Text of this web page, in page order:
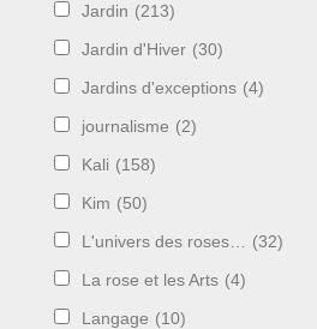
Jardin (213)
Jardin d'Hiver (30)
Jardins d'exceptions (4)
journalisme (2)
Kali (158)
Kim (50)
L'univers des roses… (32)
La rose et les Arts (4)
Langage (10)